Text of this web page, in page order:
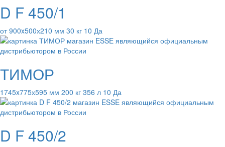
D F 450/1
от 900x500х210 мм 30 кг 10 Да
ТИМОР
1745x775х595 мм 200 кг 356 л 10 Да
D F 450/2